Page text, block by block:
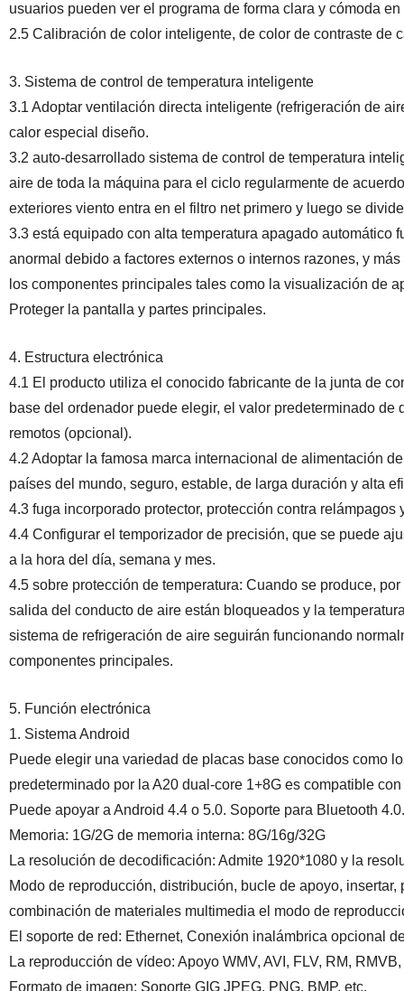
usuarios pueden ver el programa de forma clara y cómoda
2.5 Calibración de color inteligente, de color de contraste de
3. Sistema de control de temperatura inteligente
3.1 Adoptar ventilación directa inteligente (refrigeración de
calor especial diseño.
3.2 auto-desarrollado sistema de control de temperatura
aire de toda la máquina para el ciclo regularmente de
exteriores viento entra en el filtro net primero y luego se
3.3 está equipado con alta temperatura apagado automático
anormal debido a factores externos o internos razones, y
los componentes principales tales como la visualización de
Proteger la pantalla y partes principales.
4. Estructura electrónica
4.1 El producto utiliza el conocido fabricante de la junta de
base del ordenador puede elegir, el valor predeterminado
remotos (opcional).
4.2 Adoptar la famosa marca internacional de alimentación
países del mundo, seguro, estable, de larga duración y alta
4.3 fuga incorporado protector, protección contra
4.4 Configurar el temporizador de precisión, que se puede
a la hora del día, semana y mes.
4.5 sobre protección de temperatura: Cuando se produce,
salida del conducto de aire están bloqueados y la
sistema de refrigeración de aire seguirán funcionando
componentes principales.
5. Función electrónica
1. Sistema Android
Puede elegir una variedad de placas base conocidos como
predeterminado por la A20 dual-core 1+8G es compatible
Puede apoyar a Android 4.4 o 5.0. Soporte para Bluetooth 4.0.
Memoria: 1G/2G de memoria interna: 8G/16g/32G
La resolución de decodificación: Admite 1920*1080 y la
Modo de reproducción, distribución, bucle de apoyo,
combinación de materiales multimedia el modo de
El soporte de red: Ethernet, Conexión inalámbrica opcional
La reproducción de vídeo: Apoyo WMV, AVI, FLV, RM,
Formato de imagen: Soporte GIG JPEG, PNG, BMP, etc.